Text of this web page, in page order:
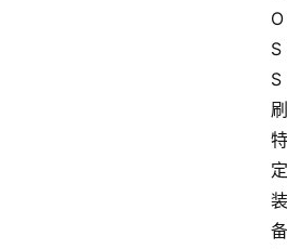
O
S
S
刷
特
定
装
备